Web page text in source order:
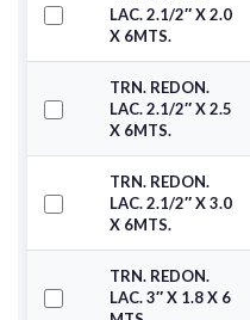
LAC. 2.1/2″ X 2.0
X 6MTS.
TRN. REDON.
LAC. 2.1/2″ X 2.5
X 6MTS.
TRN. REDON.
LAC. 2.1/2″ X 3.0
X 6MTS.
TRN. REDON.
LAC. 3″ X 1.8 X 6